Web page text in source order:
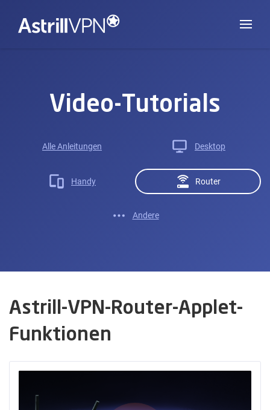
Video-Tutorials
Alle Anleitungen Desktop
Handy Router
Andere
Astrill-VPN-Router-Applet-
Funktionen